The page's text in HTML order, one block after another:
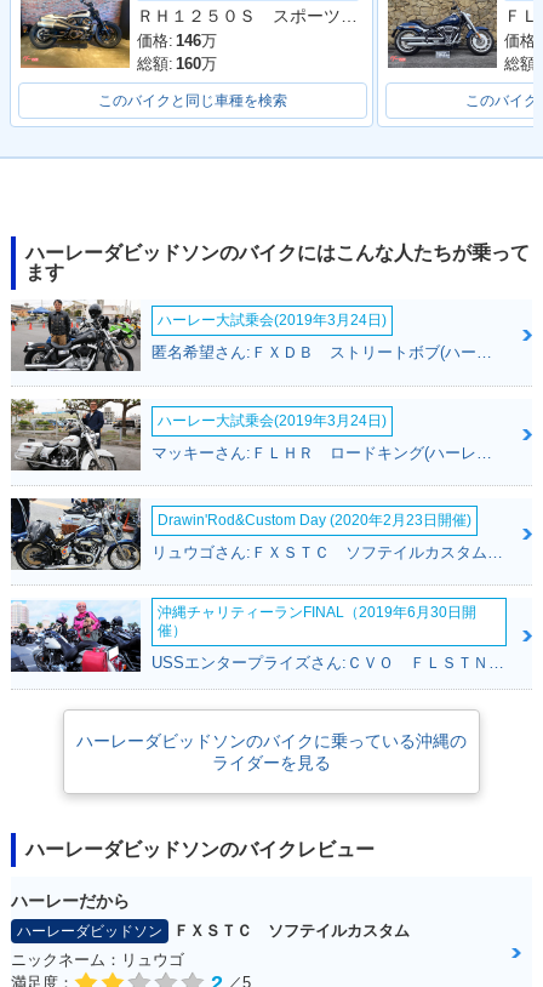
価格: 146万
総額: 160万
このバイクと同じ車種を検索
価格:
総額:
このバイク
ハーレーダビッドソンのバイクにはこんな人たちが乗って
ます
ハーレー大試乗会(2019年3月24日)
匿名希望さん:ＦＸＤＢ ストリートボブ(ハーレーダビッドソン)
ハーレー大試乗会(2019年3月24日)
Drawin'Rod&Custom Day (2020年2月23日開催)
沖縄チャリティーランFINAL（2019年6月30日開
催）
USSエンタープライズさん:ＣＶＯ ＦＬＳＴＮＳＥ ソフテイルデラックス(ハーレーダビッドソン)
ハーレーダビッドソンのバイクに乗っている沖縄の
ライダーを見る
ハーレーダビッドソンのバイクレビュー
ハーレーだから
ハーレーダビッドソン
ＦＸＳＴＣ ソフテイルカスタム
ニックネーム：リュウゴ
満足度：
／5